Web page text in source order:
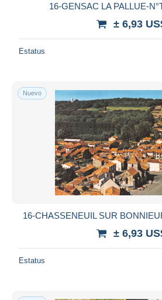
16-GENSAC LA PALLUE-
± 6,93
Estatus
Nuevo
16-CHASSENEUIL SUR
± 6,93
Estatus